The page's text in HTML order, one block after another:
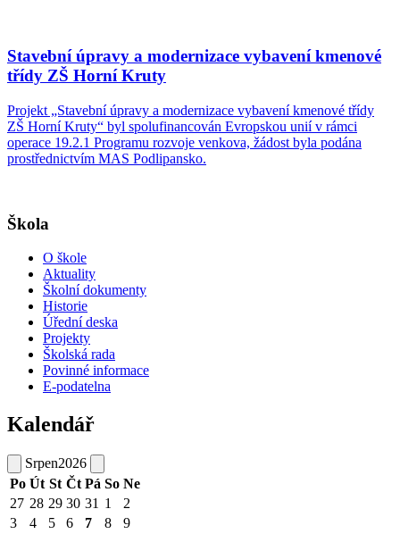
Stavební úpravy a modernizace vybavení kmenové
třídy ZŠ Horní Kruty
Projekt „Stavební úpravy a modernizace vybavení kmenové třídy
ZŠ Horní Kruty“ byl spolufinancován Evropskou unií v rámci
operace 19.2.1 Programu rozvoje venkova, žádost byla podána
prostřednictvím MAS Podlipansko.
Škola
O škole
Aktuality
Školní dokumenty
Historie
Úřední deska
Projekty
Školská rada
Povinné informace
E-podatelna
Kalendář
Srpen2026
Po Út St Čt Pá So Ne
27 28 29 30 31 1
2
3
4 5 6 7 8
9